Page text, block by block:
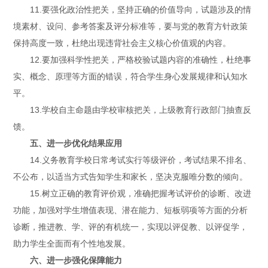
11.要强化政治性把关，坚持正确的价值导向，试题涉及的情
境素材、设问、参考答案及评分标准等，要与党的教育方针政策
保持高度一致，杜绝出现违背社会主义核心价值观的内容。
12.要加强科学性把关，严格校验试题内容的准确性，杜绝事
实、概念、原理等方面的错误，符合学生身心发展规律和认知水
平。
13.学校自主命题由学校审核把关，上级教育行政部门抽查反
馈。
五、进一步优化结果应用
14.义务教育学校日常考试实行等级评价，考试结果不排名、
不公布，以适当方式告知学生和家长，坚决克服唯分数的倾向。
15.树立正确的教育评价观，准确把握考试评价的诊断、改进
功能，加强对学生增值表现、潜在能力、短板弱项等方面的分析
诊断，推进教、学、评的有机统一，实现以评促教、以评促学，
助力学生全面而有个性地发展。
六、进一步强化保障能力